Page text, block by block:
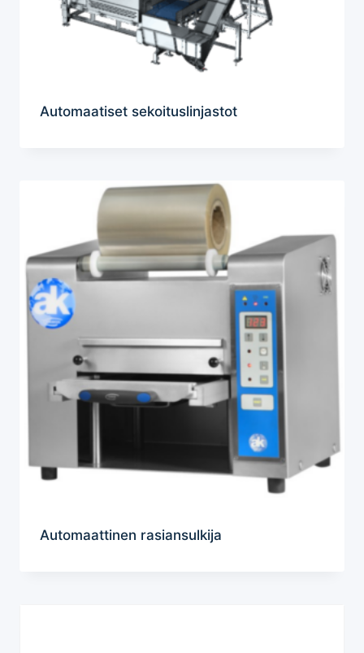
Automaatiset sekoituslinjastot
Automaattinen rasiansulkija